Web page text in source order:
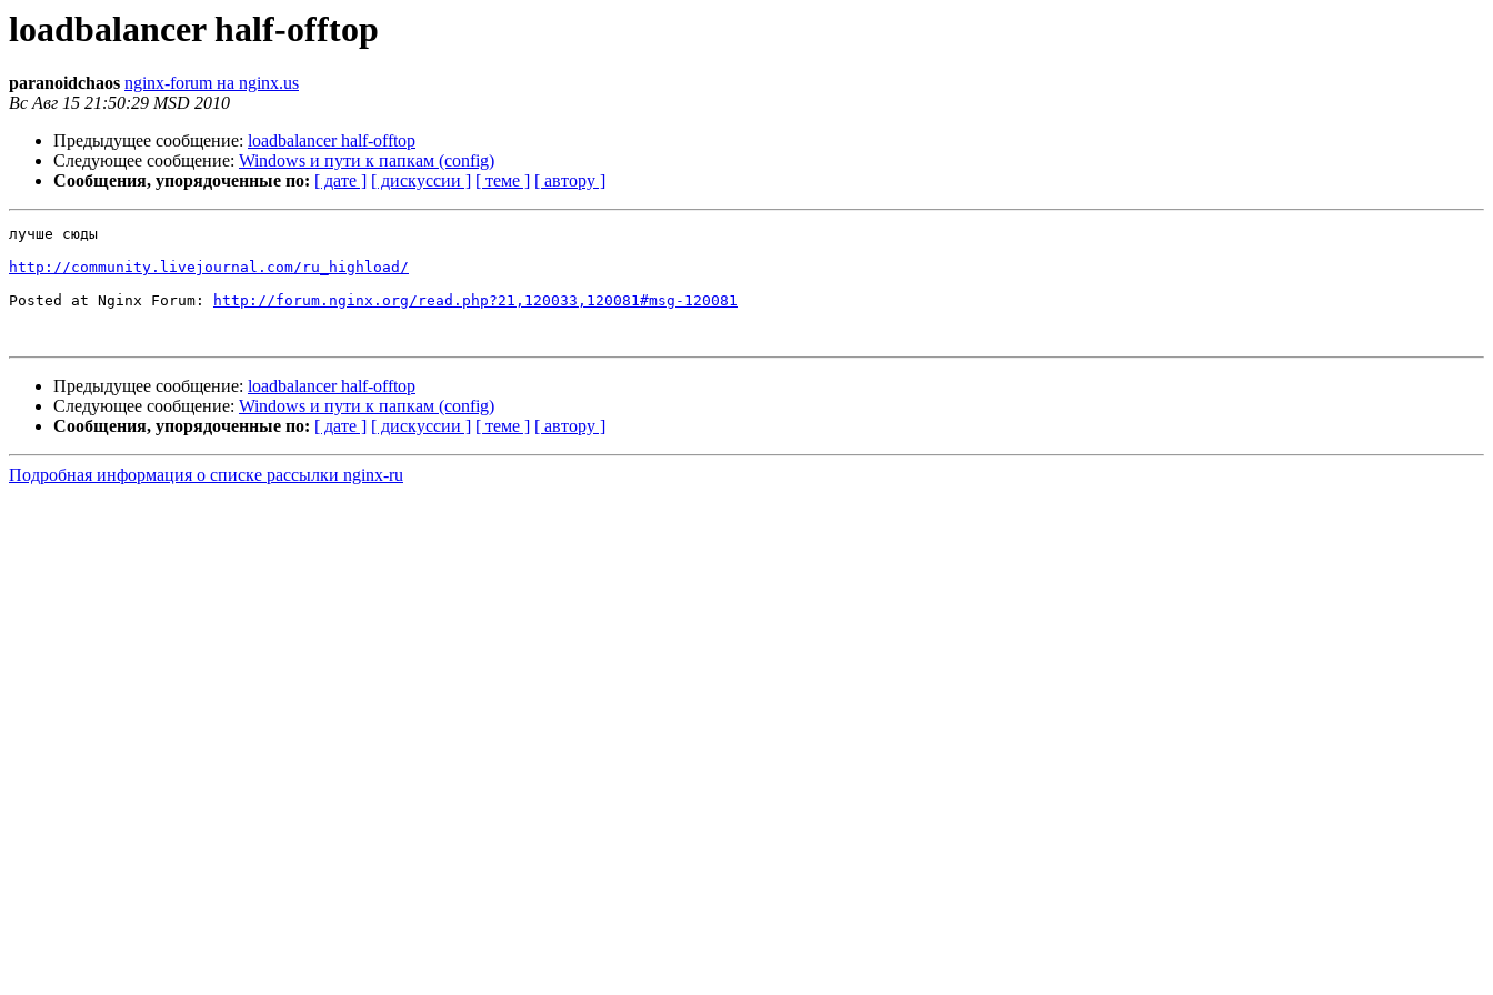
loadbalancer half-offtop
paranoidchaos nginx-forum на nginx.us
Вс Авг 15 21:50:29 MSD 2010
Предыдущее сообщение: loadbalancer half-offtop
Следующее сообщение: Windows и пути к папкам (config)
Сообщения, упорядоченные по: [ дате ] [ дискуссии ] [ теме ] [ автору ]
лучше сюды
http://community.livejournal.com/ru_highload/
Posted at Nginx Forum:
http://forum.nginx.org/read.php?21,120033,120081#msg-120081
Предыдущее сообщение: loadbalancer half-offtop
Следующее сообщение: Windows и пути к папкам (config)
Сообщения, упорядоченные по: [ дате ] [ дискуссии ] [ теме ] [ автору ]
Подробная информация о списке рассылки nginx-ru